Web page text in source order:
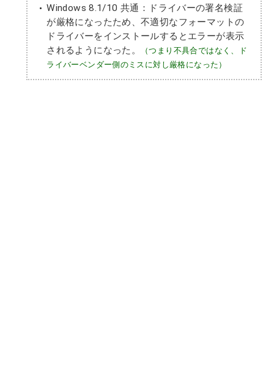
Windows 8.1/10 共通：ドライバーの署名検証
が厳格になったため、不適切なフォーマットの
ドライバーをインストールするとエラーが表示
されるようになった。
（つまり不具合ではなく、ド
ライバーベンダー側のミスに対し厳格になった）